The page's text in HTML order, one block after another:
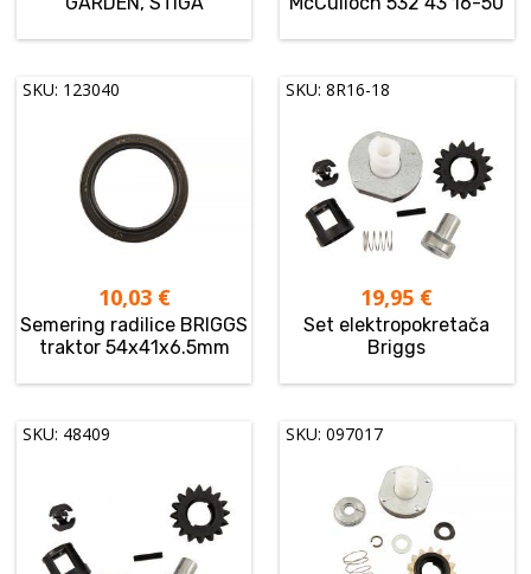
SKU: 123040
10,03 €
Semering radilice BRIGGS
traktor 54x41x6.5mm
SKU: 8R16-18
19,95 €
Set elektropokretača
Briggs
SKU: 48409 SKU: 097017